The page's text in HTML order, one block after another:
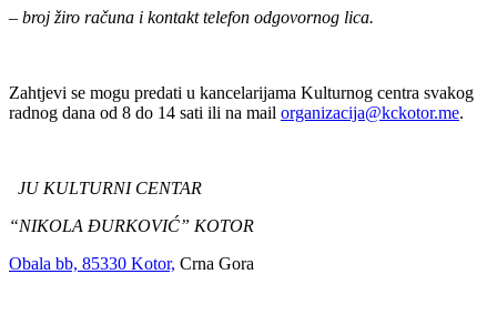
– broj žiro računa i kontakt telefon odgovornog lica.
Zahtjevi se mogu predati u kancelarijama Kulturnog centra svakog
radnog dana od 8 do 14 sati ili na mail organizacija@kckotor.me.
JU KULTURNI CENTAR
“NIKOLA ĐURKOVIĆ” KOTOR
Obala bb, 85330 Kotor, Crna Gora